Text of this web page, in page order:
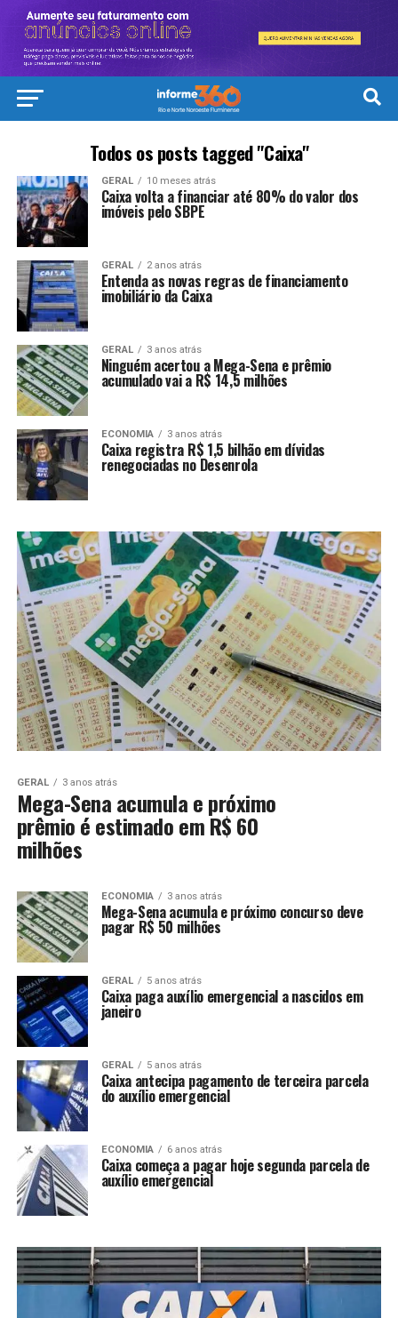
Todos os posts tagged "Caixa"
GERAL 10 meses atrás
Caixa volta a financiar até 80% do valor dos
imóveis pelo SBPE
GERAL 2 anos atrás
Entenda as novas regras de financiamento
imobiliário da Caixa
GERAL 3 anos atrás
Ninguém acertou a Mega-Sena e prêmio
acumulado vai a R$ 14,5 milhões
ECONOMIA 3 anos atrás
Caixa registra R$ 1,5 bilhão em dívidas
renegociadas no Desenrola
GERAL 3 anos atrás
Mega-Sena acumula e próximo
prêmio é estimado em R$ 60
milhões
ECONOMIA 3 anos atrás
Mega-Sena acumula e próximo concurso deve
pagar R$ 50 milhões
GERAL 5 anos atrás
Caixa paga auxílio emergencial a nascidos em
janeiro
GERAL 5 anos atrás
Caixa antecipa pagamento de terceira parcela
do auxílio emergencial
ECONOMIA 6 anos atrás
Caixa começa a pagar hoje segunda parcela de
auxílio emergencial